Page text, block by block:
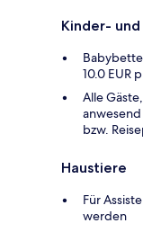
Kinder-
10.0 EUR
Alle
bzw.
Haustiere
Für
werden